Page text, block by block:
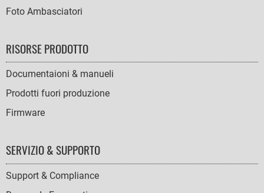
Foto Ambasciatori
RISORSE PRODOTTO
Documentaioni & manueli
Prodotti fuori produzione
Firmware
SERVIZIO & SUPPORTO
Support & Compliance